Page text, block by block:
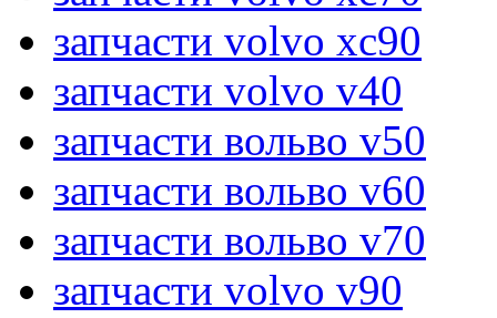
запчасти volvo xc90
запчасти volvo v40
запчасти вольво v50
запчасти вольво v60
запчасти вольво v70
запчасти volvo v90